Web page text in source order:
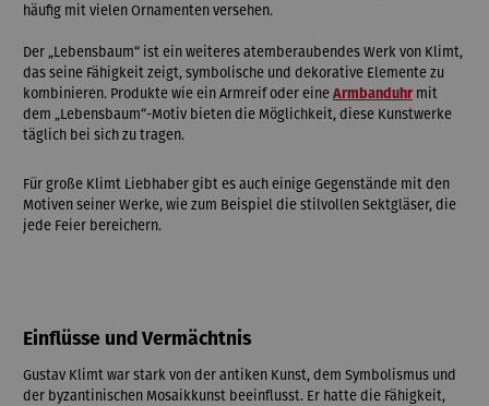
häufig mit vielen Ornamenten versehen.
Der „Lebensbaum“ ist ein weiteres atemberaubendes Werk von Klimt,
das seine Fähigkeit zeigt, symbolische und dekorative Elemente zu
kombinieren. Produkte wie ein Armreif oder eine Armbanduhr mit
dem „Lebensbaum“-Motiv bieten die Möglichkeit, diese Kunstwerke
täglich bei sich zu tragen.
Für große Klimt Liebhaber gibt es auch einige Gegenstände mit den
Motiven seiner Werke, wie zum Beispiel die stilvollen Sektgläser, die
jede Feier bereichern.
Einflüsse und Vermächtnis
Gustav Klimt war stark von der antiken Kunst, dem Symbolismus und
der byzantinischen Mosaikkunst beeinflusst. Er hatte die Fähigkeit,